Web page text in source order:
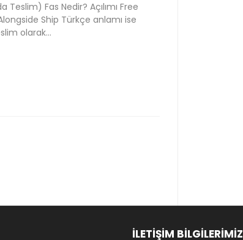
Fas Nedir? Açılımı Free
Ship Türkçe anlamı ise
olarak...
İLETİŞİM BİLGİLERİMİZ